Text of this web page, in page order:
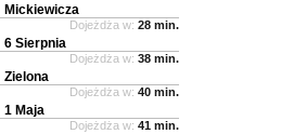
Mickiewicza
Dojeżdża w: 28 min.
6 Sierpnia
Dojeżdża w: 38 min.
Zielona
Dojeżdża w: 40 min.
1 Maja
Dojeżdża w: 41 min.